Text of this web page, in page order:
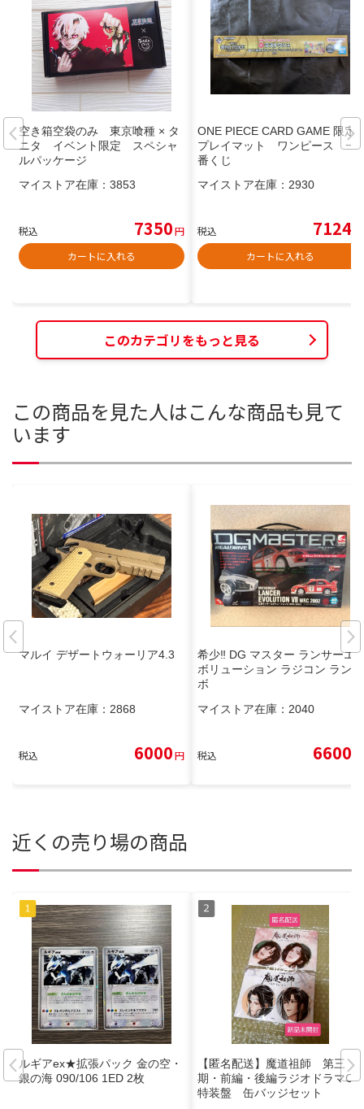
空き箱空袋のみ 東京喰種 × タ
ニタ イベント限定 スペシャ
ルパッケージ
マイストア在庫： 3853
税込 7350円
カートに入れる
ONE PIECE CARD GAME 限定
プレイマット ワンピース 一
番くじ
マイストア在庫： 2930
税込 7124
カートに入れる
このカテゴリをもっと見る
この商品を見た人はこんな商品も見て
います
マルイ デザートウォーリア4.3
マイストア在庫： 2868
税込 6000円
希少‼️ DG マスター ランサーエ
ボリューション ラジコン ランエ
ボ
マイストア在庫： 2040
税込 6600
近くの売り場の商品
ルギアex★拡張パック 金の空・
銀の海 090/106 1ED 2枚
【匿名配送】魔道祖師 第三
期・前編・後編ラジオドラマCD
特装盤 缶バッジセット